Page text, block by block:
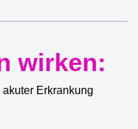
wirken:
Erkrankung